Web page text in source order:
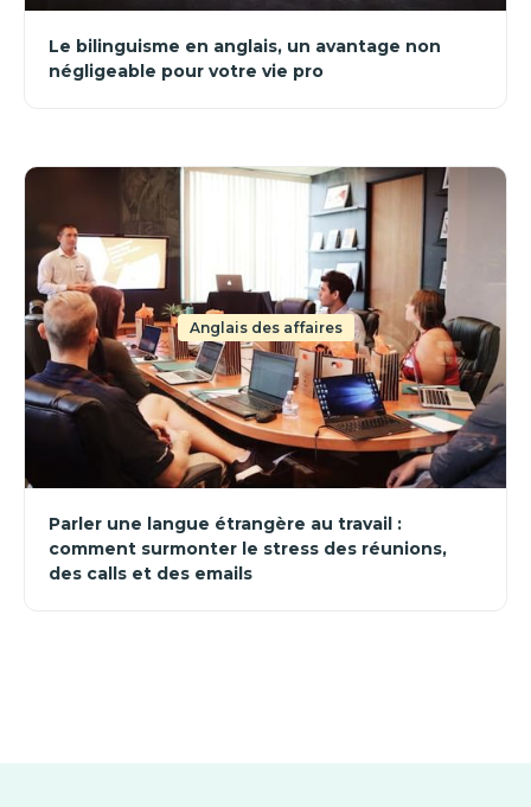
Le bilinguisme en anglais, un avantage non
négligeable pour votre vie pro
Anglais des affaires
Parler une langue étrangère au travail :
comment surmonter le stress des réunions,
des calls et des emails